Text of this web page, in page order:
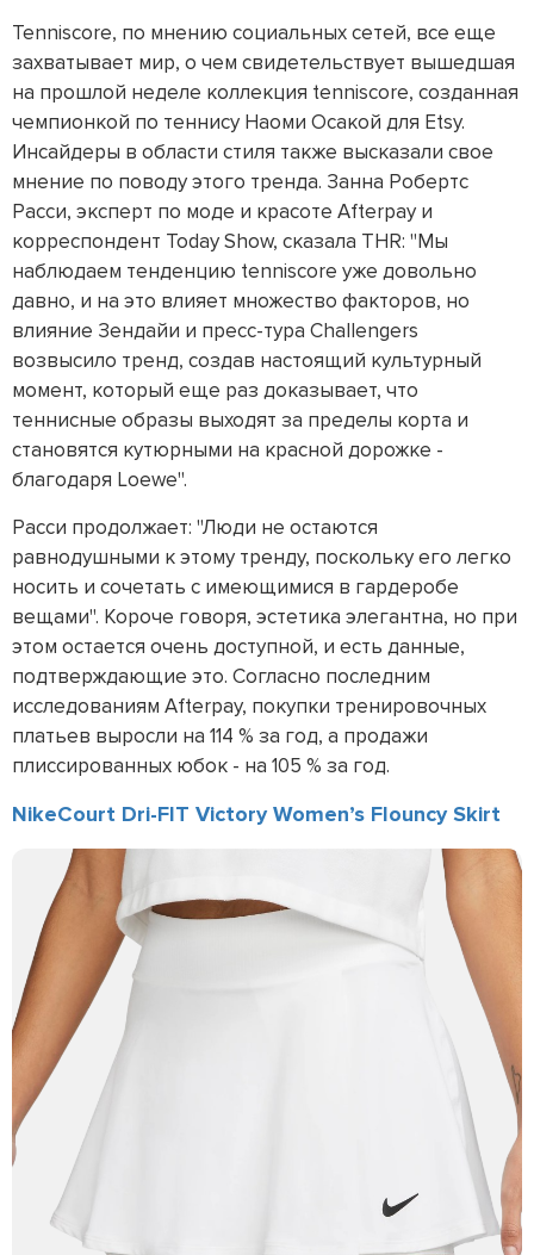
Tenniscore, по мнению социальных сетей, все еще
захватывает мир, о чем свидетельствует вышедшая
на прошлой неделе коллекция tenniscore, созданная
чемпионкой по теннису Наоми Осакой для Etsy.
Инсайдеры в области стиля также высказали свое
мнение по поводу этого тренда. Занна Робертс
Расси, эксперт по моде и красоте Afterpay и
корреспондент Today Show, сказала THR: "Мы
наблюдаем тенденцию tenniscore уже довольно
давно, и на это влияет множество факторов, но
влияние Зендайи и пресс-тура Challengers
возвысило тренд, создав настоящий культурный
момент, который еще раз доказывает, что
теннисные образы выходят за пределы корта и
становятся кутюрными на красной дорожке -
благодаря Loewe".
Расси продолжает: "Люди не остаются
равнодушными к этому тренду, поскольку его легко
носить и сочетать с имеющимися в гардеробе
вещами". Короче говоря, эстетика элегантна, но при
этом остается очень доступной, и есть данные,
подтверждающие это. Согласно последним
исследованиям Afterpay, покупки тренировочных
платьев выросли на 114 % за год, а продажи
плиссированных юбок - на 105 % за год.
NikeCourt Dri-FIT Victory Women’s Flouncy Skirt